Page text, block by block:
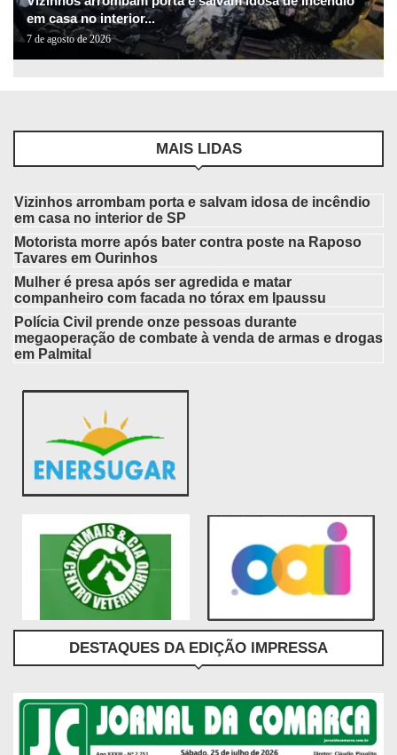
em casa no interior...
7 de agosto de 2026
MAIS LIDAS
Vizinhos arrombam porta e salvam idosa de incêndio
em casa no interior de SP
Motorista morre após bater contra poste na Raposo
Tavares em Ourinhos
Mulher é presa após ser agredida e matar
companheiro com facada no tórax em Ipaussu
Polícia Civil prende onze pessoas durante
megaoperação de combate à venda de armas e drogas
em Palmital
DESTAQUES DA EDIÇÃO IMPRESSA